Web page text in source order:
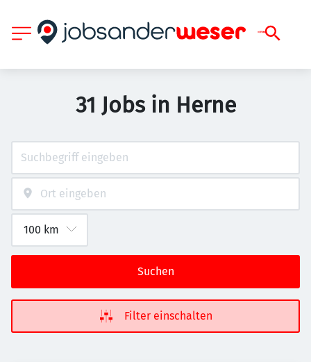
31 Jobs in Herne
Suchen
Filter einschalten